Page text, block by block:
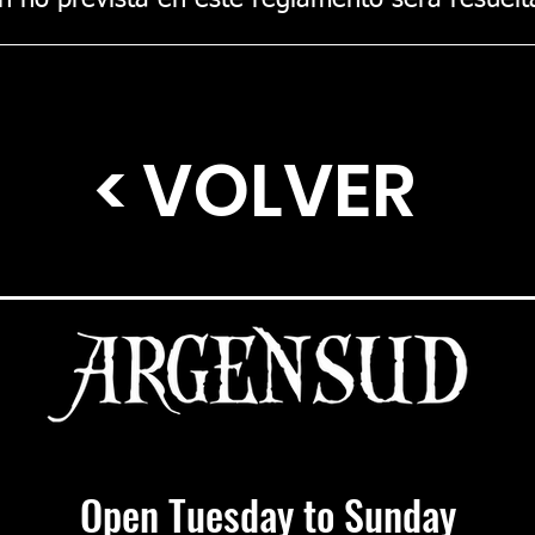
< VOLVER
Open Tuesday to Sunday